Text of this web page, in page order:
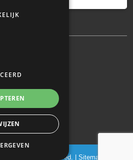
All rights reserved. | Sitemap